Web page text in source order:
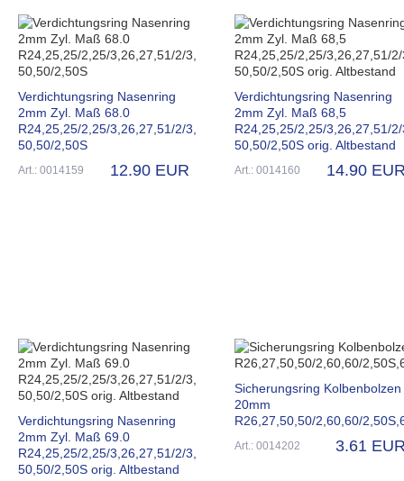
Verdichtungsring Nasenring
2mm Zyl. Maß 68.0
R24,25,25/2,25/3,26,27,51/2/3,
50,50/2,50S
Art.: 0014159 12.90 EUR
Verdichtungsring Nasenring
2mm Zyl. Maß 68,5
R24,25,25/2,25/3,26,27,51/
50,50/2,50S orig. Altbestand
Art.: 0014160 14.90
Verdichtungsring Nasenring
2mm Zyl. Maß 69.0
R24,25,25/2,25/3,26,27,51/2/3,
50,50/2,50S orig. Altbestand
Sicherungsring Kolbenbolzen
20mm
R26,27,50,50/2,60,60/
Art.: 0014202 3.61